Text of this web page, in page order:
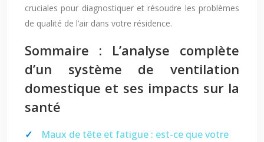
cruciales pour diagnostiquer et résoudre les problèmes
de qualité de l’air dans votre résidence.
Sommaire : L’analyse complète
d’un système de ventilation
domestique et ses impacts sur la
santé
Maux de tête et fatigue : est-ce que votre